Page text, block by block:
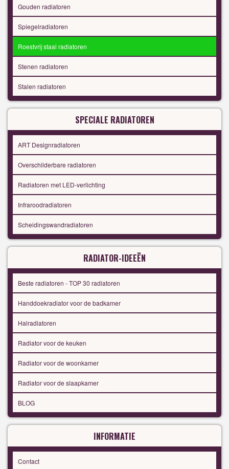
Gouden radiatoren
Spiegelradiatoren
Roestvrij staal radiatoren
Stenen radiatoren
Stalen radiatoren
SPECIALE RADIATOREN
ART Designradiatoren
Overschilderbare radiatoren
Radiatoren met LED-verlichting
Infraroodradiatoren
Scheidingswandradiatoren
RADIATOR-IDEEËN
Beste radiatoren - TOP 30 radiatoren
Handdoekradiator voor de badkamer
Halradiatoren
Radiator voor de keuken
Radiator voor de woonkamer
Radiator voor de slaapkamer
BLOG
INFORMATIE
Contact